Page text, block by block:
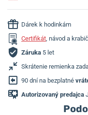
Dárek k hodinkám
Certifikát, návod a
Záruka 5 let
Skrátenie remienka
90 dní na bezplatné
Autorizovaný predajca